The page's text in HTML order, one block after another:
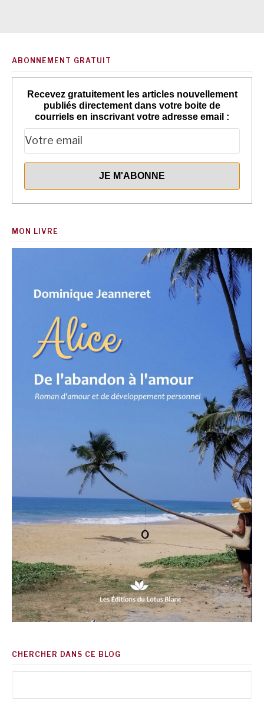
ABONNEMENT GRATUIT
Recevez gratuitement les articles nouvellement
publiés directement dans votre boite de
courriels en inscrivant votre adresse email :
MON LIVRE
CHERCHER DANS CE BLOG